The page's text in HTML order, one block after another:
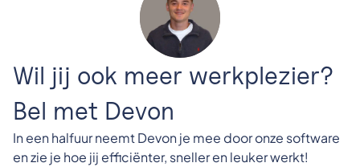
Wil jij ook meer werkplezier?
Bel met Devon
In een halfuur neemt Devon je mee door onze software
en zie je hoe jij efficiënter, sneller en leuker werkt!